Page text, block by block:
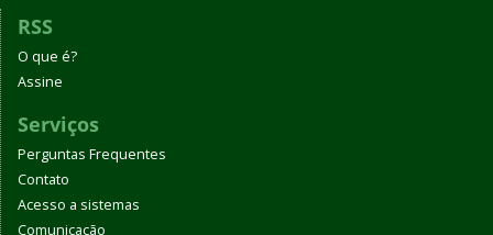
RSS
O que é?
Assine
Serviços
Perguntas Frequentes
Contato
Acesso a sistemas
Comunicação